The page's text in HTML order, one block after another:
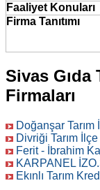
Faaliyet Konuları
Firma Tanıtımı
Sivas Gıda
Firmaları
Doğanşar
Divriği Tarım
Ferit - İbrahim
KARPANEL
Ekınlı Tarım